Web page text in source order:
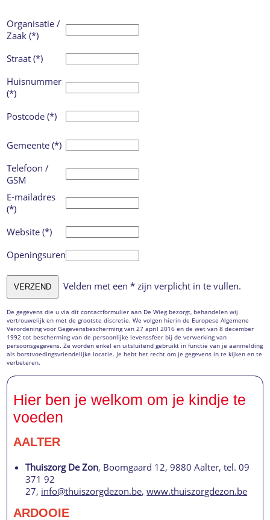
Organisatie /
Zaak (*)
Straat (*)
Huisnummer
(*)
Postcode (*)
Gemeente (*)
Telefoon /
GSM
E-mailadres
(*)
Website (*)
Openingsuren
Velden met een * zijn verplicht in te vullen.
De gegevens die u via dit contactformulier aan De Wieg bezorgt, behandelen wij
vertrouwelijk en met de grootste discretie. We volgen hierin de Europese Algemene
Verordening voor Gegevensbescherming van 27 april 2016 en de wet van 8 december
1992 tot bescherming van de persoonlijke levenssfeer bij de verwerking van
persoonsgegevens. Ze worden enkel en uitsluitend gebruikt in functie van je aanmelding
als borstvoedingsvriendelijke locatie. Je hebt het recht om je gegevens in te kijken en te
verbeteren.
Hier ben je welkom om je kindje te
voeden
AALTER
Thuiszorg De Zon, Boomgaard 12, 9880 Aalter, tel. 09
371 92
27, info@thuiszorgdezon.be, www.thuiszorgdezon.be
ARDOOIE